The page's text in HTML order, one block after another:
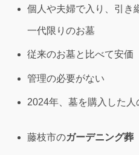
個人や夫婦で入り、引き
一代限りのお墓
従来のお墓と比べて安価
管理の必要がない
2024年、墓を購入した人
藤枝市のガーデニング葬